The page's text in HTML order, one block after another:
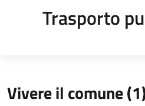
Trasporto
Vivere il comune